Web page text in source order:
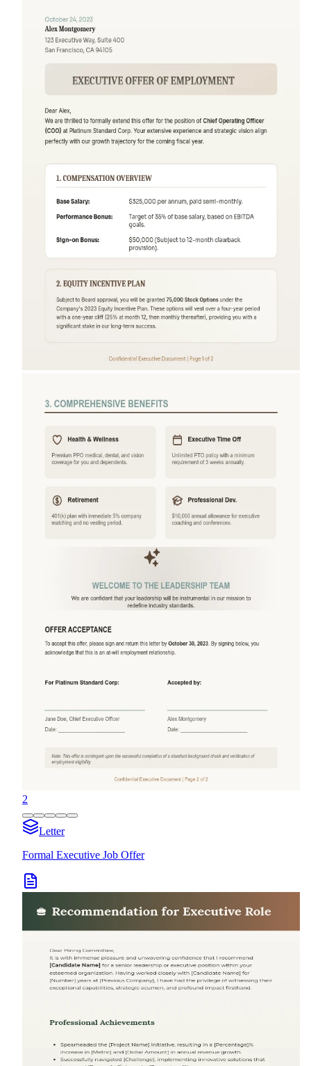
2
Letter
Formal Executive Job Offer